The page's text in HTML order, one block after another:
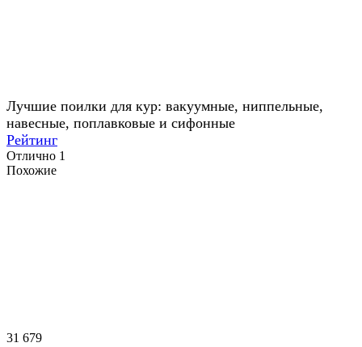
Лучшие поилки для кур: вакуумные, ниппельные,
навесные, поплавковые и сифонные
Рейтинг
Отлично 1
Похожие
31 679